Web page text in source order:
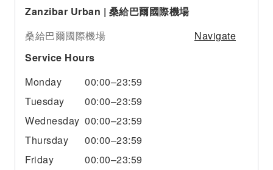
Zanzibar Urban | 桑給巴爾國際機場
桑給巴爾國際機場
Navigate
Service Hours
Monday
00:00–23:59
Tuesday
00:00–23:59
Wednesday 00:00–23:59
Thursday
00:00–23:59
Friday
00:00–23:59